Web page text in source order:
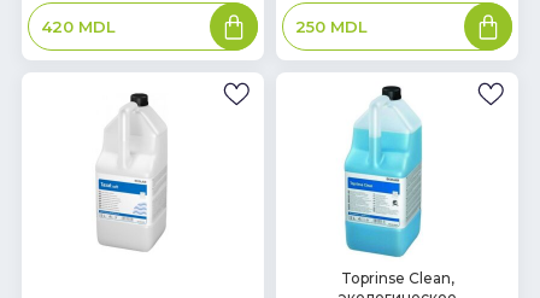
420 MDL
В
корзину 250 MDL
В
корзину
Toprinse Clean,